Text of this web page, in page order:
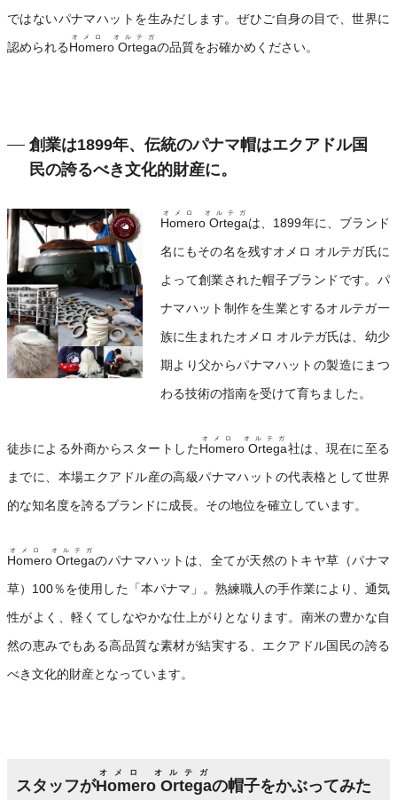
ではないパナマハットを生みだします。ぜひご自身の目で、世界に
認められるHomero Ortega
オメロ オルテガ
の品質をお確かめください。
創業は1899年、伝統のパナマ帽はエクアドル国
民の誇るべき文化的財産に。
Homero Ortega
オメロ オルテガ
は、1899年に、ブランド
名にもその名を残すオメロ オルテガ氏に
よって創業された帽子ブランドです。パ
ナマハット制作を生業とするオルテガ一
族に生まれたオメロ オルテガ氏は、幼少
期より父からパナマハットの製造にまつ
わる技術の指南を受けて育ちました。
徒歩による外商からスタートしたHomero Ortega
オメロ オルテガ
社は、現在に至る
までに、本場エクアドル産の高級パナマハットの代表格として世界
的な知名度を誇るブランドに成長。その地位を確立しています。
Homero Ortega
オメロ オルテガ
のパナマハットは、全てが天然のトキヤ草（パナマ
草）100％を使用した「本パナマ」。熟練職人の手作業により、通気
性がよく、軽くてしなやかな仕上がりとなります。南米の豊かな自
然の恵みでもある高品質な素材が結実する、エクアドル国民の誇る
べき文化的財産となっています。
スタッフがHomero Ortega
オメロ オルテガ
の帽子をかぶってみた